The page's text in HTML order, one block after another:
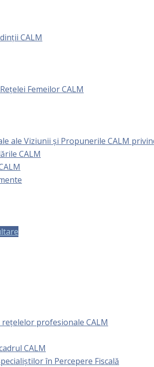
CALM
Femeilor CALM
ale Viziunii și Propunerile CALM
CALM
profesionale CALM
CALM
în Percepere Fiscală